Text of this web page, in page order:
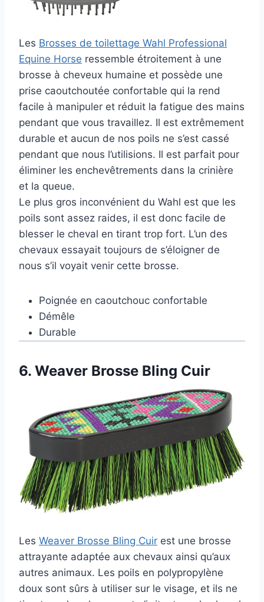
Les Brosses de toilettage Wahl Professional
Equine Horse ressemble étroitement à une
brosse à cheveux humaine et possède une
prise caoutchoutée confortable qui la rend
facile à manipuler et réduit la fatigue des mains
pendant que vous travaillez. Il est extrêmement
durable et aucun de nos poils ne s’est cassé
pendant que nous l’utilisions. Il est parfait pour
éliminer les enchevêtrements dans la crinière
et la queue.
Le plus gros inconvénient du Wahl est que les
poils sont assez raides, il est donc facile de
blesser le cheval en tirant trop fort. L’un des
chevaux essayait toujours de s’éloigner de
nous s’il voyait venir cette brosse.
Poignée en caoutchouc confortable
Démêle
Durable
6. Weaver Brosse Bling Cuir
Les Weaver Brosse Bling Cuir est une brosse
attrayante adaptée aux chevaux ainsi qu’aux
autres animaux. Les poils en polypropylène
doux sont sûrs à utiliser sur le visage, et ils ne